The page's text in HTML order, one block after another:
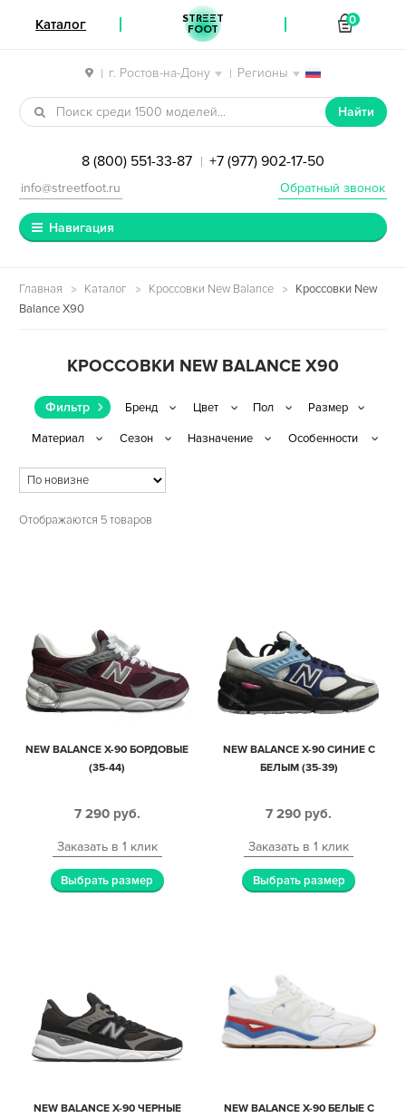
| г. Ростов-на-Дону | Регионы
Перейти к навигации
Перейти к содержимому
Найти
8 (800) 551-33-87 | +7 (977) 902-17-50
Обратный звонок
info@streetfoot.ru
Навигация
Главная Каталог Кроссовки New Balance
Кроссовки New
Balance X90
КРОССОВКИ NEW BALANCE X90
Фильтр
Отображаются 5 товаров
NEW BALANCE X-90 БОРДОВЫЕ
(35-44)
7 290 руб.
Заказать в 1 клик
Выбрать размер
NEW BALANCE X-90 СИНИЕ С
БЕЛЫМ (35-39)
7 290 руб.
Заказать в 1 клик
Выбрать размер
NEW BALANCE X-90 ЧЕРНЫЕ
NEW BALANCE X-90 БЕЛЫЕ С
Каталог STREET
FOOT
0